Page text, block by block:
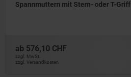
Spannmuttern mit Stern- oder T-Griff
ab 576,10 CHF
zzgl. MwSt.
zzgl. Versandkosten